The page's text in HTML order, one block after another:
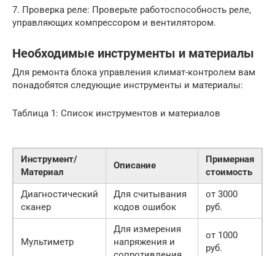
7. Проверка реле: Проверьте работоспособность реле,
управляющих компрессором и вентилятором.
Необходимые инструменты и материалы
Для ремонта блока управления климат-контролем вам
понадобятся следующие инструменты и материалы:
Таблица 1: Список инструментов и материалов
Инструмент/
Материал
Описание
Примерная
стоимость
Диагностический
сканер
Для считывания
кодов ошибок
от 3000
руб.
Мультиметр
Для измерения
напряжения и
от 1000
руб.